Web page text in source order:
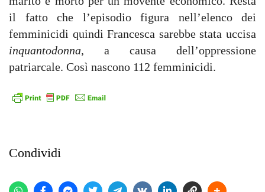
il fatto che l’episodio figura nell’elenco dei
femminicidi quindi Francesca sarebbe stata uccisa
inquantodonna, a causa dell’oppressione
patriarcale. Così nascono 112 femminicidi.
Condividi